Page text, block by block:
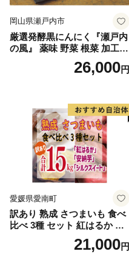
岡山県瀬戸内市
厳選発酵黒にんにく『瀬戸内
の風』 薬味 野菜 根菜 加工食
26,000円
愛媛県愛南町
訳あり 熟成 さつまいも 食べ
比べ 3種 セット 紅はるか 安
納芋 シルクスイート 合計 15
kg サイズ混合 サツマイモ 焼
21,000円